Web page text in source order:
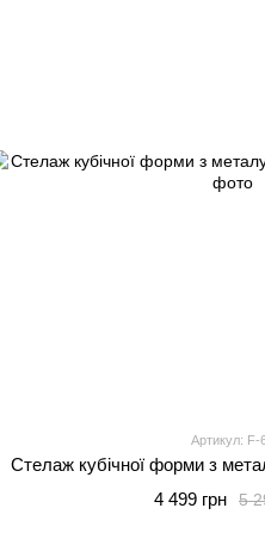
Артикул: F-
Стелаж кубічної форми з
5
4 499 грн